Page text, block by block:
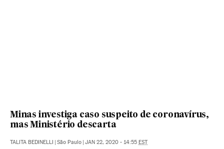
Minas investiga caso suspeito de coronavírus,
mas Ministério descarta
TALITA BEDINELLI | São Paulo | JAN 22, 2020 - 14:55 EST